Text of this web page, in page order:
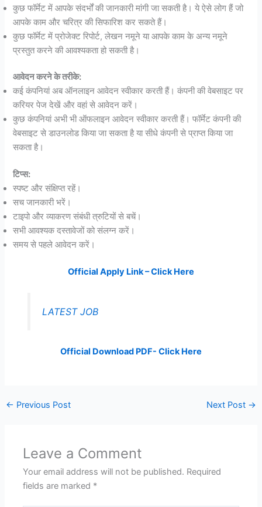
कुछ फॉर्मेट में आपके संदर्भों की जानकारी मांगी जा सकती है। ये ऐसे लोग हैं जो
आपके काम और चरित्र की सिफारिश कर सकते हैं।
कुछ फॉर्मेट में प्रोजेक्ट रिपोर्ट, लेखन नमूने या आपके काम के अन्य नमूने
प्रस्तुत करने की आवश्यकता हो सकती है।
आवेदन करने के तरीके:
कई कंपनियां अब ऑनलाइन आवेदन स्वीकार करती हैं। कंपनी की वेबसाइट पर
करियर पेज देखें और वहां से आवेदन करें।
कुछ कंपनियां अभी भी ऑफलाइन आवेदन स्वीकार करती हैं। फॉर्मेट कंपनी की
वेबसाइट से डाउनलोड किया जा सकता है या सीधे कंपनी से प्राप्त किया जा
सकता है।
टिप्स:
स्पष्ट और संक्षिप्त रहें।
सच जानकारी भरें।
टाइपो और व्याकरण संबंधी त्रुटियों से बचें।
सभी आवश्यक दस्तावेजों को संलग्न करें।
समय से पहले आवेदन करें।
Official Apply Link – Click Here
LATEST JOB
Official Download PDF- Click Here
← Previous Post Next Post →
Leave a Comment
Your email address will not be published. Required
fields are marked *